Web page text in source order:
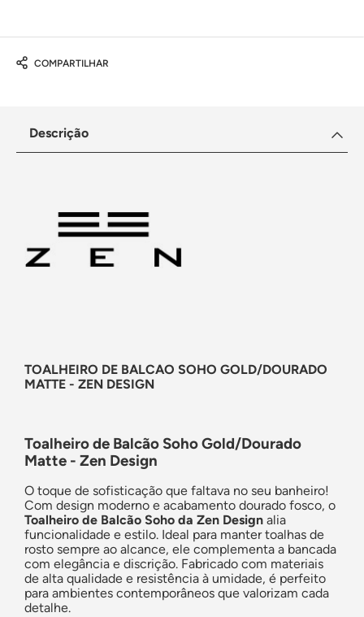
COMPARTILHAR
Descrição
TOALHEIRO DE BALCAO SOHO GOLD/DOURADO
MATTE - ZEN DESIGN
Toalheiro de Balcão Soho Gold/Dourado
Matte - Zen Design
O toque de sofisticação que faltava no seu banheiro!
Com design moderno e acabamento dourado fosco, o
Toalheiro de Balcão Soho da Zen Design alia
funcionalidade e estilo. Ideal para manter toalhas de
rosto sempre ao alcance, ele complementa a bancada
com elegância e discrição. Fabricado com materiais
de alta qualidade e resistência à umidade, é perfeito
para ambientes contemporâneos que valorizam cada
detalhe.